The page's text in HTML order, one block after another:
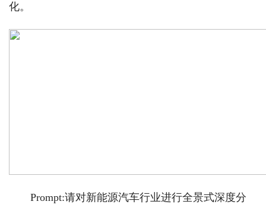
化。
Prompt:请对新能源汽车行业进行全景式深度分